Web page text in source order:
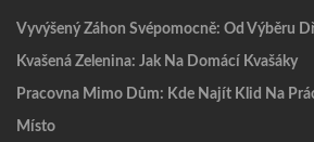
Vyvýšený Záhon Svépomocně: Od Výběru
Kvašená Zelenina: Jak Na Domácí Kvašáky
Pracovna Mimo Dům: Kde Najít Klid Na
Místo